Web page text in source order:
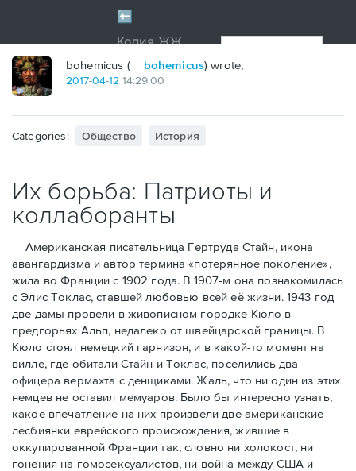
bohemicus ( bohemicus) wrote,
2017-04-12 14:29:00
Categories: Общество История
Их борьба: Патриоты и
коллаборанты
Американская писательница Гертруда Стайн, икона
авангардизма и автор термина «потерянное поколение»,
жила во Франции с 1902 года. В 1907-м она познакомилась
с Элис Токлас, ставшей любовью всей её жизни. 1943 год
две дамы провели в живописном городке Кюло в
предгорьях Альп, недалеко от швейцарской границы. В
Кюло стоял немецкий гарнизон, и в какой-то момент на
вилле, где обитали Стайн и Токлас, поселились два
офицера вермахта с денщиками. Жаль, что ни один из этих
немцев не оставил мемуаров. Было бы интересно узнать,
какое впечатление на них произвели две американские
лесбиянки еврейского происхождения, жившие в
оккупированной Франции так, словно ни холокост, ни
гонения на гомосексуалистов, ни война между США и